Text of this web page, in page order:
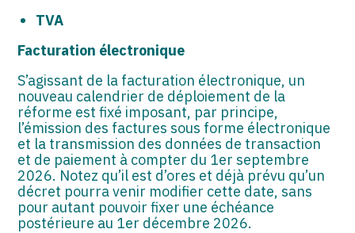
TVA
Facturation électronique
S’agissant de la facturation électronique, un
nouveau calendrier de déploiement de la
réforme est fixé imposant, par principe,
l’émission des factures sous forme électronique
et la transmission des données de transaction
et de paiement à compter du 1er septembre
2026. Notez qu’il est d’ores et déjà prévu qu’un
décret pourra venir modifier cette date, sans
pour autant pouvoir fixer une échéance
postérieure au 1er décembre 2026.